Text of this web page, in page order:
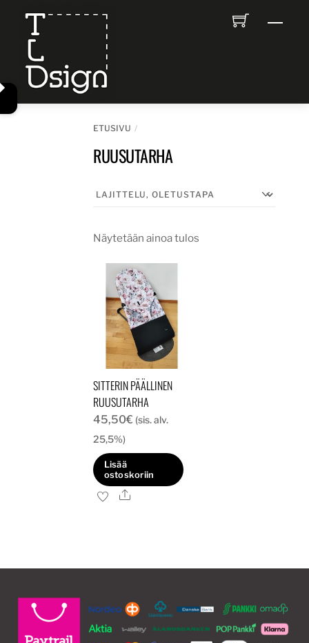
content
ETUSIVU
RUUSUTARHA
Näytetään ainoa tulos
SITTERIN PÄÄLLINEN
RUUSUTARHA
45,50€ (sis. alv.
25,5%)
Lisää
ostoskoriin
Ale